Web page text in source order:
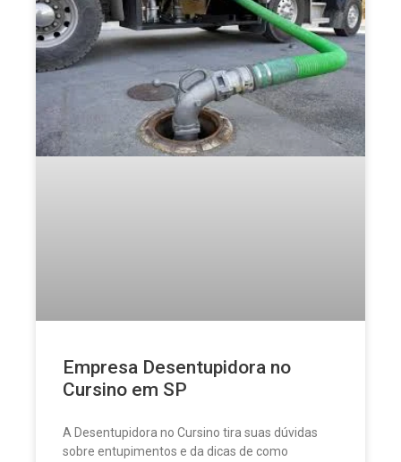
Empresa Desentupidora no
Cursino em SP
A Desentupidora no Cursino tira suas dúvidas
sobre entupimentos e da dicas de como